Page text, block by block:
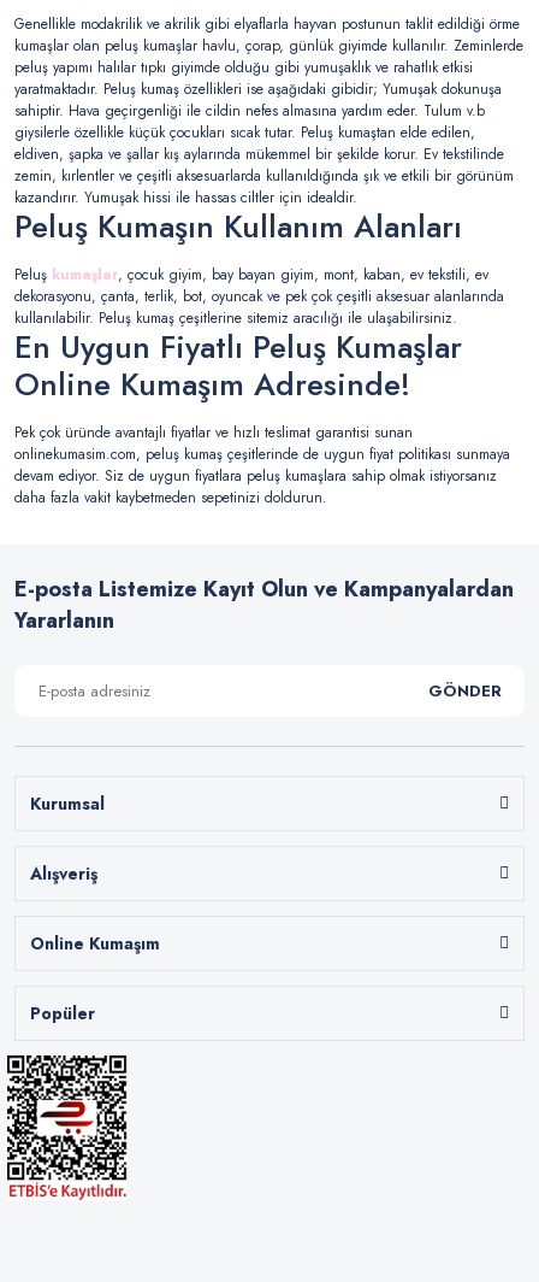
Genellikle modakrilik ve akrilik gibi elyaflarla hayvan postunun taklit edildiği örme
kumaşlar olan peluş kumaşlar havlu, çorap, günlük giyimde kullanılır. Zeminlerde
peluş yapımı halılar tıpkı giyimde olduğu gibi yumuşaklık ve rahatlık etkisi
yaratmaktadır. Peluş kumaş özellikleri ise aşağıdaki gibidir; Yumuşak dokunuşa
sahiptir. Hava geçirgenliği ile cildin nefes almasına yardım eder. Tulum v.b
giysilerle özellikle küçük çocukları sıcak tutar. Peluş kumaştan elde edilen,
eldiven, şapka ve şallar kış aylarında mükemmel bir şekilde korur. Ev tekstilinde
zemin, kırlentler ve çeşitli aksesuarlarda kullanıldığında şık ve etkili bir görünüm
kazandırır. Yumuşak hissi ile hassas ciltler için idealdir.
Peluş Kumaşın Kullanım Alanları
Peluş kumaşlar, çocuk giyim, bay bayan giyim, mont, kaban, ev tekstili, ev
dekorasyonu, çanta, terlik, bot, oyuncak ve pek çok çeşitli aksesuar alanlarında
kullanılabilir. Peluş kumaş çeşitlerine sitemiz aracılığı ile ulaşabilirsiniz.
En Uygun Fiyatlı Peluş Kumaşlar
Online Kumaşım Adresinde!
Pek çok üründe avantajlı fiyatlar ve hızlı teslimat garantisi sunan
onlinekumasim.com, peluş kumaş çeşitlerinde de uygun fiyat politikası sunmaya
devam ediyor. Siz de uygun fiyatlara peluş kumaşlara sahip olmak istiyorsanız
daha fazla vakit kaybetmeden sepetinizi doldurun.
E-posta Listemize Kayıt Olun ve Kampanyalardan
Yararlanın
GÖNDER
Kurumsal
Alışveriş
Online Kumaşım
Popüler